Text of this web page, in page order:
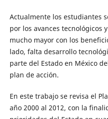
Actualmente los estudiantes
por los avances tecnológicos
mucho mayor con los
lado, falta desarrollo
parte del Estado en México
plan de acción.
En este trabajo se revisa el
año 2000 al 2012, con la